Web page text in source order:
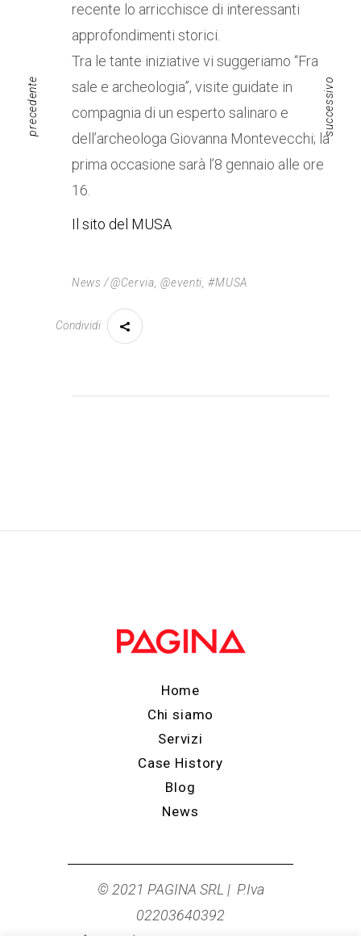
recente lo arricchisce di interessanti
approfondimenti storici.
Tra le tante iniziative vi suggeriamo “Fra
sale e archeologia”, visite guidate in
compagnia di un esperto salinaro e
dell’archeologa Giovanna Montevecchi; la
prima occasione sarà l’8 gennaio alle ore
16.
Il sito del MUSA
News @Cervia ,@eventi ,#MUSA
Condividi
precedente successivo
Home
Chi siamo
Servizi
Case History
Blog
News
© 2021 PAGINA SRL | P.Iva
02203640392
info@studiopagina.it